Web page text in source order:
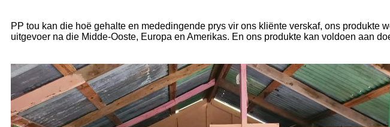
PP tou kan die hoë gehalte en mededingende prys vir ons kliënte verskaf, ons
uitgevoer na die Midde-Ooste, Europa en Amerikas. En ons produkte kan voldoen aan